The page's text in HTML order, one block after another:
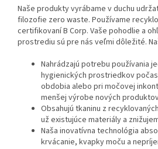
Naše produkty vyrábame v duchu
filozofie zero waste. Používame
certifikovaní B Corp. Vaše pohodlie a
prostrediu sú pre nás veľmi dôležité.
Nahrádzajú potrebu používania
hygienických prostriedkov
obdobia alebo pri močovej
menšej výrobe nových
Obsahujú tkaninu z
už existujúce materiály a
Naša inovatívna technológia
krvácanie, kvapky moču a